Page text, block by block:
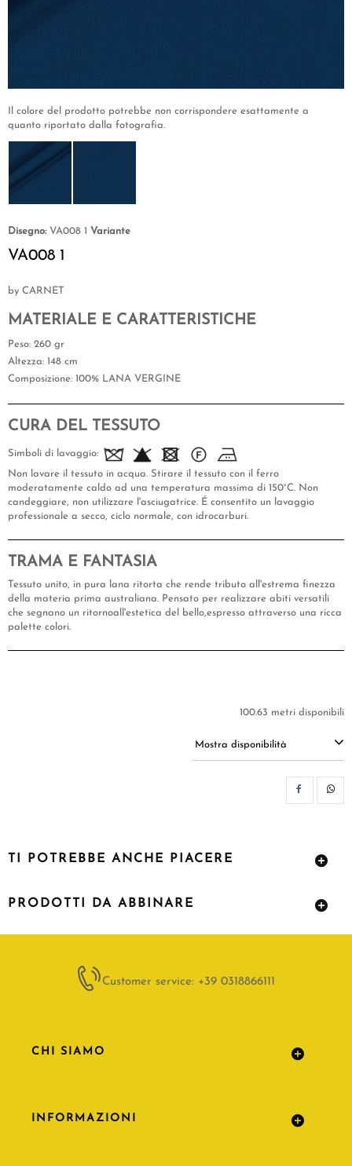
Il colore del prodotto potrebbe non corrispondere esattamente a
quanto riportato dalla fotografia.
Disegno: VA008 1 Variante
VA008 1
by CARNET
MATERIALE E CARATTERISTICHE
Peso: 260 gr
Altezza: 148 cm
Composizione: 100% LANA VERGINE
CURA DEL TESSUTO
Simboli di lavaggio:
Non lavare il tessuto in acqua. Stirare il tessuto con il ferro
moderatamente caldo ad una temperatura massima di 150°C. Non
candeggiare, non utilizzare l'asciugatrice. É consentito un lavaggio
professionale a secco, ciclo normale, con idrocarburi.
TRAMA E FANTASIA
Tessuto unito, in pura lana ritorta che rende tributo all'estrema finezza
della materia prima australiana. Pensato per realizzare abiti versatili
che segnano un ritornoall'estetica del bello,espresso attraverso una ricca
palette colori.
100.63 metri disponibili
Mostra disponibilità
TI POTREBBE ANCHE PIACERE
PRODOTTI DA ABBINARE
Customer service: +39 0318866111
CHI SIAMO
INFORMAZIONI